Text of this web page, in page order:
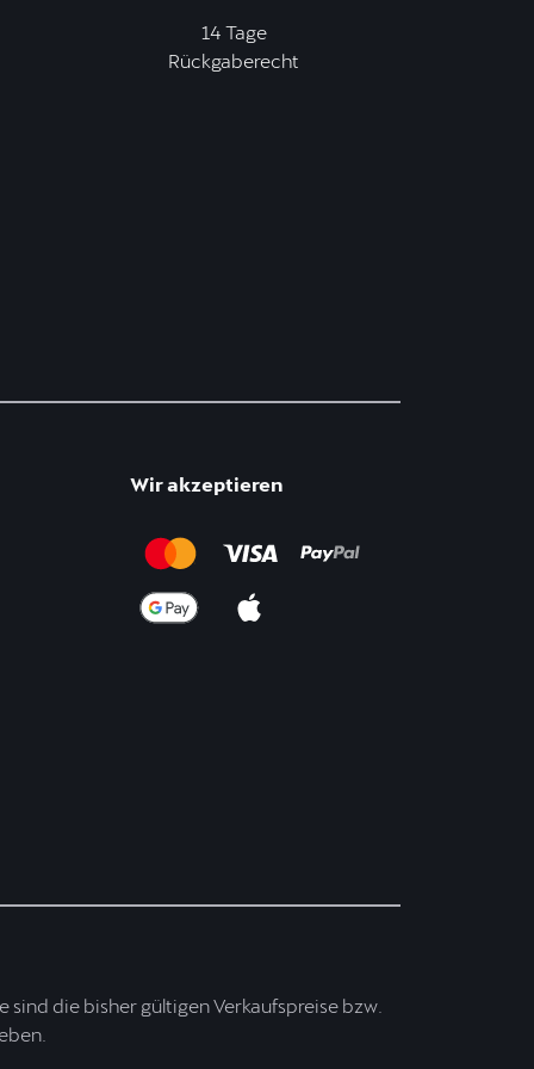
14 Tage
Rückgaberecht
Wir akzeptieren
die bisher gültigen Verkaufspreise bzw.